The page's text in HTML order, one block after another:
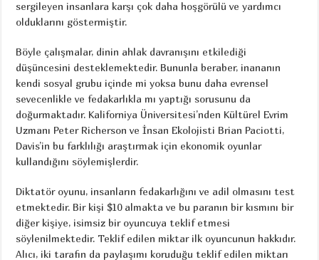
sergileyen insanlara karşı çok daha hoşgörülü ve yardımcı
olduklarını göstermiştir.
Böyle çalışmalar, dinin ahlak davranışını etkilediği
düşüncesini desteklemektedir. Bununla beraber, inananın
kendi sosyal grubu içinde mi yoksa bunu daha evrensel
sevecenlikle ve fedakarlıkla mı yaptığı sorusunu da
doğurmaktadır. Kaliforniya Üniversitesi’nden Kültürel Evrim
Uzmanı Peter Richerson ve İnsan Ekolojisti Brian Paciotti,
Davis’in bu farklılığı araştırmak için ekonomik oyunlar
kullandığını söylemişlerdir.
Diktatör oyunu, insanların fedakarlığını ve adil olmasını test
etmektedir. Bir kişi $10 almakta ve bu paranın bir kısmını bir
diğer kişiye, isimsiz bir oyuncuya teklif etmesi
söylenilmektedir. Teklif edilen miktar ilk oyuncunun hakkıdır.
Alıcı, iki tarafın da paylaşımı koruduğu teklif edilen miktarı